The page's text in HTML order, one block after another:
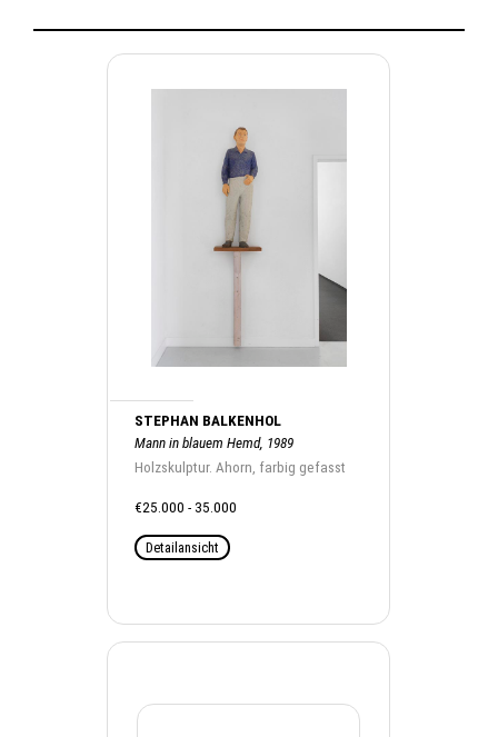
STEPHAN BALKENHOL
Mann in blauem Hemd, 1989
Holzskulptur. Ahorn, farbig gefasst
€25.000 - 35.000
Detailansicht